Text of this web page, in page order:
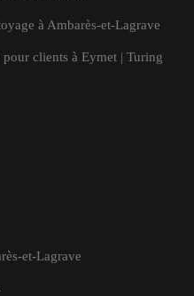
à Ambarès-et-Lagrave
clients à Eymet | Turing
et-Lagrave